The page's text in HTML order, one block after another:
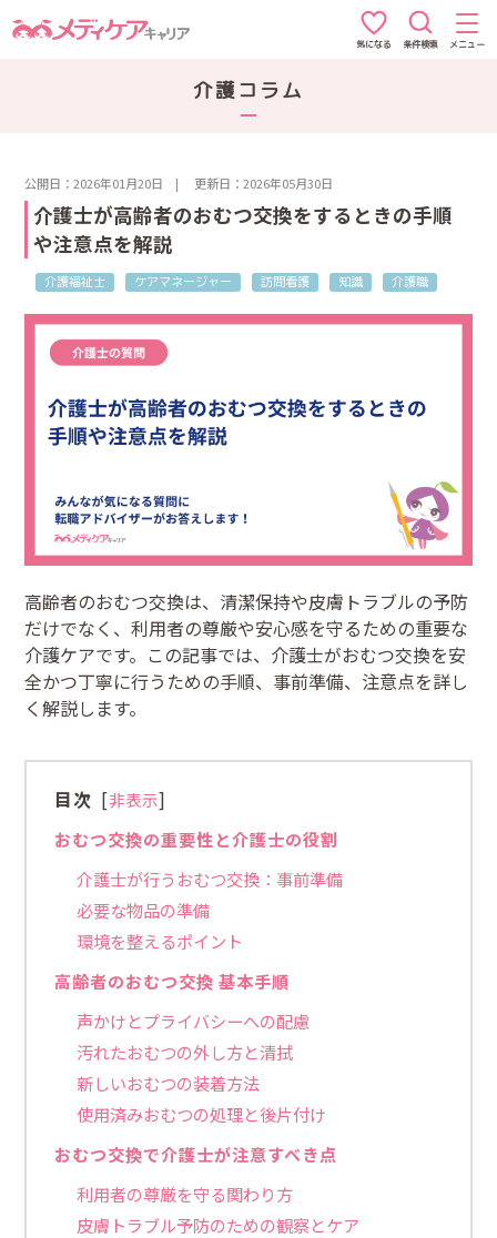
気になる 条件検索 メニュー
介護コラム
公開日：2026年01月20日 |更新日：2026年05月30日
介護士が高齢者のおむつ交換をするときの手順
や注意点を解説
介護福祉士 ケアマネージャー 訪問看護 知識 介護職
高齢者のおむつ交換は、清潔保持や皮膚トラブルの予防
だけでなく、利用者の尊厳や安心感を守るための重要な
介護ケアです。この記事では、介護士がおむつ交換を安
全かつ丁寧に行うための手順、事前準備、注意点を詳し
く解説します。
目次 [非表示]
おむつ交換の重要性と介護士の役割
介護士が行うおむつ交換：事前準備
必要な物品の準備
環境を整えるポイント
高齢者のおむつ交換 基本手順
声かけとプライバシーへの配慮
汚れたおむつの外し方と清拭
新しいおむつの装着方法
使用済みおむつの処理と後片付け
おむつ交換で介護士が注意すべき点
利用者の尊厳を守る関わり方
皮膚トラブル予防のための観察とケア